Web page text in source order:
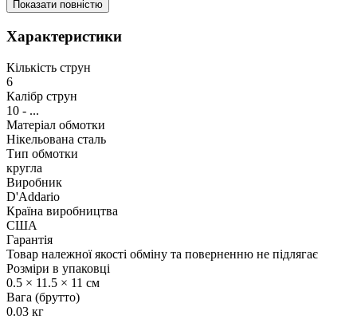
Показати повністю
Характеристики
Кількість струн
6
Калібр струн
10 - ...
Матеріал обмотки
Нікельована сталь
Тип обмотки
кругла
Виробник
D'Addario
Країна виробництва
США
Гарантія
Товар належної якості обміну та поверненню не підлягає
Розміри в упаковці
0.5 × 11.5 × 11 см
Вага (брутто)
0.03 кг